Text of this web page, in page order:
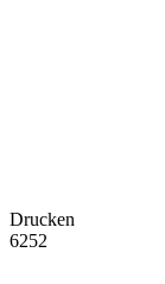
Drucken
6252